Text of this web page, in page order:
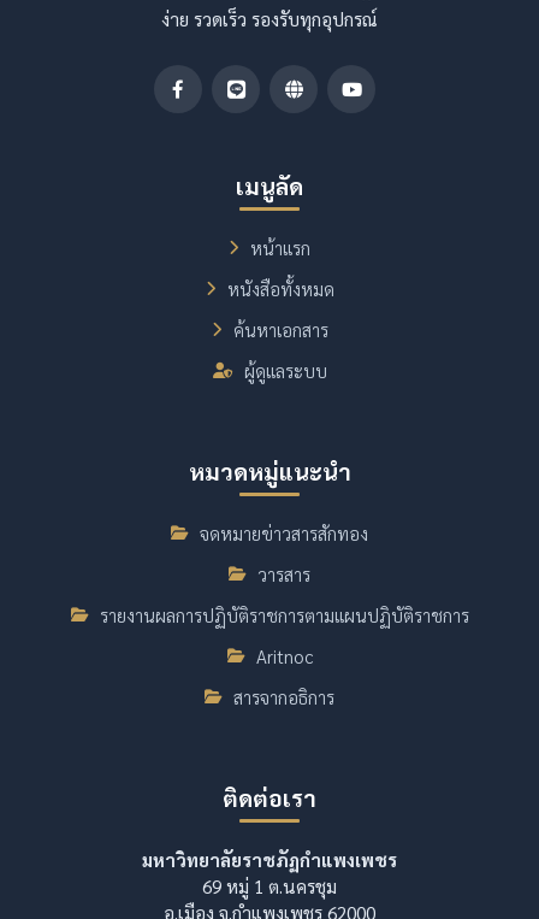
ง่าย รวดเร็ว รองรับทุกอุปกรณ์
เมนูลัด
หน้าแรก
หนังสือทั้งหมด
ค้นหาเอกสาร
ผู้ดูแลระบบ
หมวดหมู่แนะนำ
จดหมายข่าวสารสักทอง
วารสาร
รายงานผลการปฏิบัติราชการตามแผนปฏิบัติราชการ
Aritnoc
สารจากอธิการ
ติดต่อเรา
มหาวิทยาลัยราชภัฏกำแพงเพชร
69 หมู่ 1 ต.นครชุม
อ.เมือง จ.กำแพงเพชร 62000